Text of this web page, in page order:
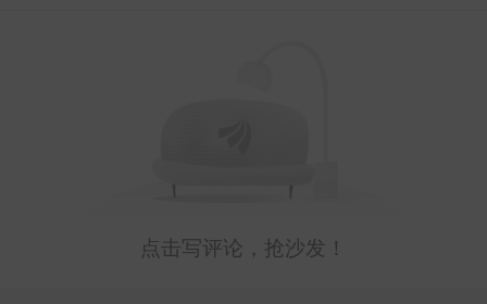
点击写评论，抢沙发！